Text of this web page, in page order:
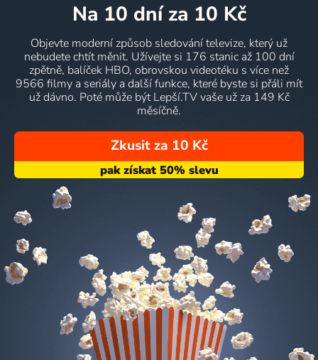
na 10 dní za 10 Kč
Objevte moderní způsob sledování televize, který už
nebudete chtít měnit. Užívejte si 176 stanic až 100 dní
zpětně, balíček HBO, obrovskou videotéku s více než
9566 filmy a seriály a další funkce, které byste si přáli mít
už dávno. Poté může být Lepší.TV vaše už za 149 Kč
měsíčně.
Zkusit za 10 Kč